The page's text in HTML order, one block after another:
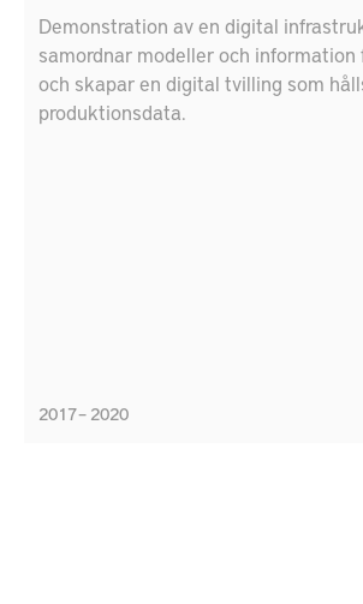
Demonstration av en digital
samordnar modeller och
och skapar en digital tvilling som
produktionsdata.
2017 – 2020